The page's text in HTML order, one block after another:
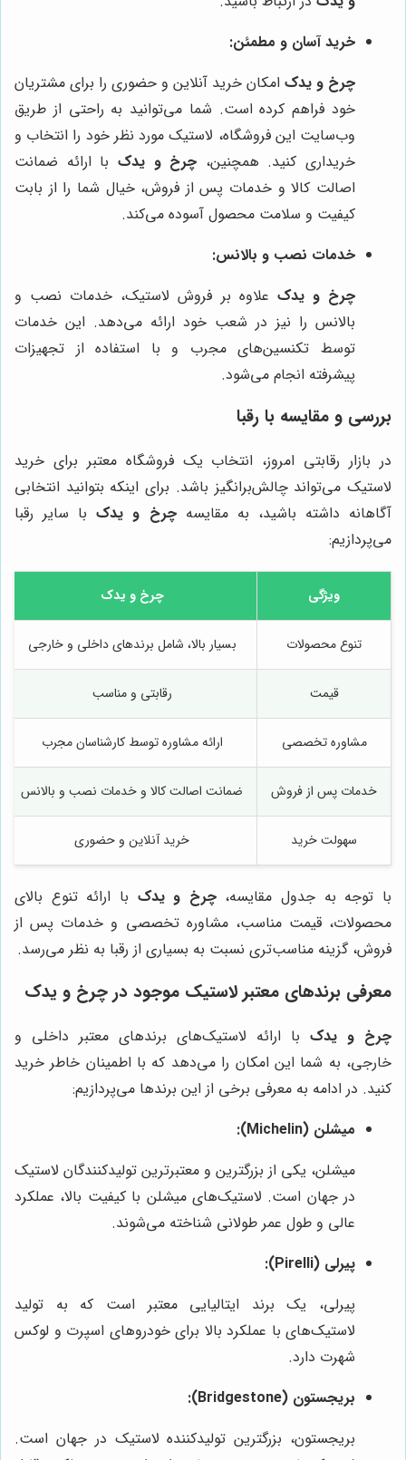
خرید آسان و مطمئن:
چرخ و یدک امکان خرید آنلاین و حضوری را برای مشتریان
خود فراهم کرده است. شما می‌توانید به راحتی از طریق
وب‌سایت این فروشگاه، لاستیک مورد نظر خود را انتخاب و
خریداری کنید. همچنین، چرخ و یدک با ارائه ضمانت
اصالت کالا و خدمات پس از فروش، خیال شما را از بابت
کیفیت و سلامت محصول آسوده می‌کند.
خدمات نصب و بالانس:
چرخ و یدک علاوه بر فروش لاستیک، خدمات نصب و
بالانس را نیز در شعب خود ارائه می‌دهد. این خدمات
توسط تکنسین‌های مجرب و با استفاده از تجهیزات
پیشرفته انجام می‌شود.
بررسی و مقایسه با رقبا
در بازار رقابتی امروز، انتخاب یک فروشگاه معتبر برای خرید
لاستیک می‌تواند چالش‌برانگیز باشد. برای اینکه بتوانید انتخابی
آگاهانه داشته باشید، به مقایسهچرخ و یدکبا سایر رقبا
می‌پردازیم:
ویژگی چرخ و یدک
تنوع محصولات بسیار بالا، شامل برندهای داخلی و خارجی
قیمت رقابتی و مناسب
مشاوره تخصصی ارائه مشاوره توسط کارشناسان مجرب
خدمات پس از فروش ضمانت اصالت کالا و خدمات نصب و بالانس
سهولت خرید خرید آنلاین و حضوری
با توجه به جدول مقایسه،چرخ و یدک با ارائه تنوع بالای
محصولات، قیمت مناسب، مشاوره تخصصی و خدمات پس از
فروش، گزینه مناسب‌تری نسبت به بسیاری از رقبا به نظر می‌رسد.
معرفی برندهای معتبر لاستیک موجود در چرخ و یدک
چرخ و یدک با ارائه لاستیک‌های برندهای معتبر داخلی و
خارجی، به شما این امکان را می‌دهد که با اطمینان خاطر خرید
کنید. در ادامه به معرفی برخی از این برندها می‌پردازیم:
میشلن (Michelin):
میشلن، یکی از بزرگترین و معتبرترین تولیدکنندگان لاستیک
در جهان است. لاستیک‌های میشلن با کیفیت بالا، عملکرد
عالی و طول عمر طولانی شناخته می‌شوند.
پیرلی (Pirelli):
پیرلی، یک برند ایتالیایی معتبر است که به تولید
لاستیک‌های با عملکرد بالا برای خودروهای اسپرت و لوکس
شهرت دارد.
بریجستون (Bridgestone):
بریجستون، بزرگترین تولیدکننده لاستیک در جهان است.